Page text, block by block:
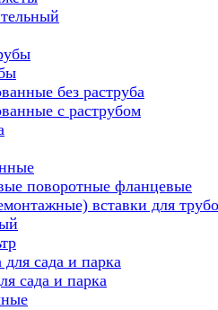
без раструба
с раструбом
поворотные фланцевые
вставки для
сада и парка